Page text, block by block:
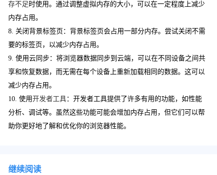
存不足 时使用。通过调整虚拟内存的大小，可以在一定程度上减少
内存占用。
8. 关闭背景标签页：背景标签页会占用一部分内存。尝试关闭不需
要的标签页，以减少内存占用。
9. 使用云同步：将浏览器数据同步到云端，可以在不同设备之间共
享和恢复数据，而无需在每个设备上重新加载相同的数据。这可以
减少内存占用。
10. 使用开发者工具：开发者工具提供了许多有用的功能，如性能
分析、调试等。虽然这些功能可能会增加内存占用，但它们可以帮
助你更好地了解和优化你的浏览器性能。
继续阅读